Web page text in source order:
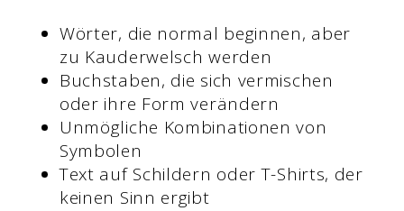
Wörter, die normal beginnen, aber
zu Kauderwelsch werden
Buchstaben, die sich vermischen
oder ihre Form verändern
Unmögliche Kombinationen von
Symbolen
Text auf Schildern oder T-Shirts, der
keinen Sinn ergibt